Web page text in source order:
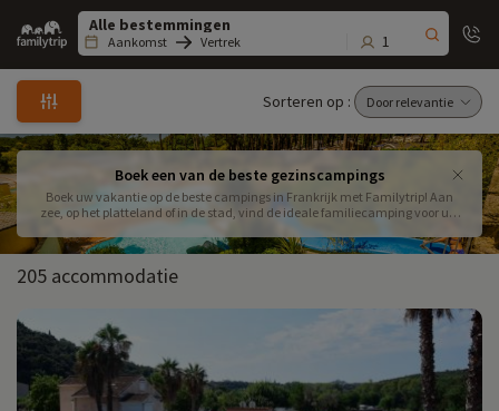
Family
trip
Aankomst Vertrek 1
Sorteren op :
Boek een van de beste gezinscampings
Boek uw vakantie op de beste campings in Frankrijk met Familytrip! Aan
zee, op het platteland of in de stad, vind de ideale familiecamping voor uw
naar een waterpark, animatie of kinderclubs, de door Familytrip
geselecteerde campings zullen u zeker bevallen!
205 accommodatie